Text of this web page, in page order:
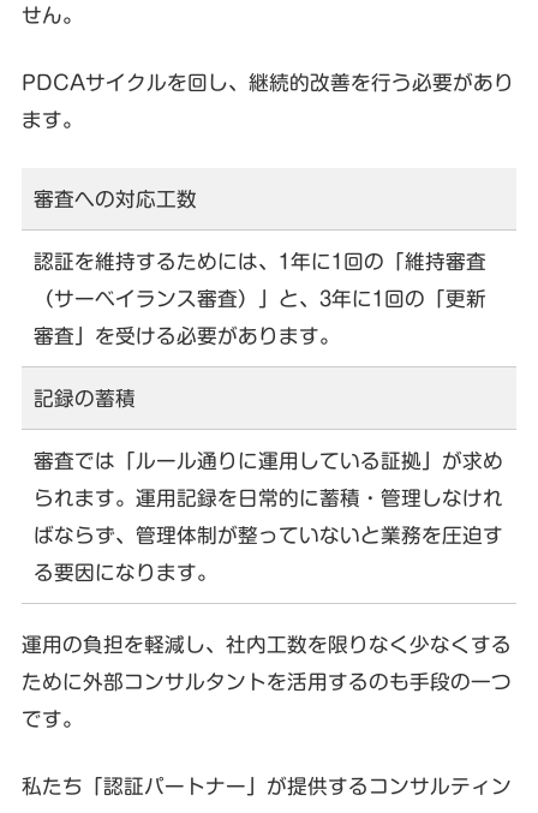
せん。
PDCAサイクルを回し、継続的改善を行う必要があり
ます。
審査への対応工数
認証を維持するためには、1年に1回の「維持審査
（サーベイランス審査）」と、3年に1回の「更新
審査」を受ける必要があります。
記録の蓄積
審査では「ルール通りに運用している証拠」が求め
られます。運用記録を日常的に蓄積・管理しなけれ
ばならず、管理体制が整っていないと業務を圧迫す
る要因になります。
運用の負担を軽減し、社内工数を限りなく少なくする
ために外部コンサルタントを活用するのも手段の一つ
です。
私たち「認証パートナー」が提供するコンサルティン